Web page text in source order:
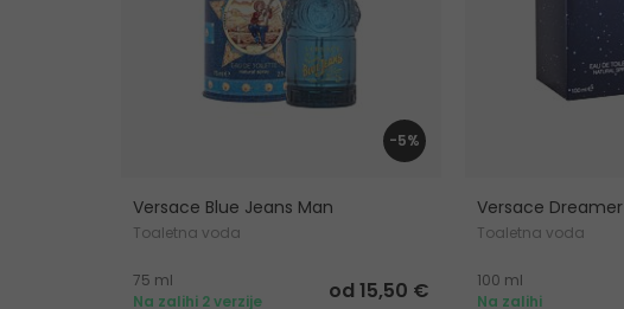
-5%
Versace Blue Jeans Man
Toaletna voda
75 ml
Na zalihi 2 verzije
od 15,50 €
Versace Dreamer
Toaletna voda
100 ml
Na zalihi